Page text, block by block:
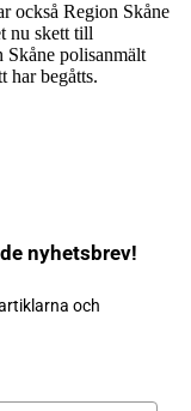
också Region Skåne
nu skett till
Skåne polisanmält
har begåtts.
nyhetsbrev!
och